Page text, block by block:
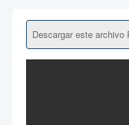
Descargar este archivo